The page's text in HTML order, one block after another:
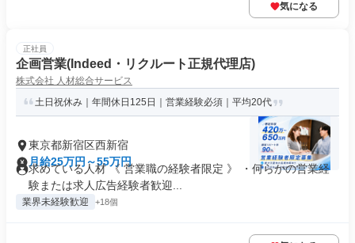
気になる
正社員
企画営業(Indeed・リクルート正規代理店)
株式会社 人材総合サービス
土日祝休み｜年間休日125日｜営業経験必須｜平均20代
東京都新宿区西新宿
月給25万円～55万円
求めている人材 《 営業職の経験者限定 》 ・何らかの営業経
験または求人広告経験者歓迎...
業界未経験歓迎 +18個